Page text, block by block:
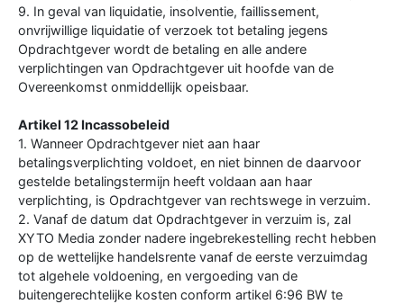
9. In geval van liquidatie, insolventie, faillissement,
onvrijwillige liquidatie of verzoek tot betaling jegens
Opdrachtgever wordt de betaling en alle andere
verplichtingen van Opdrachtgever uit hoofde van de
Overeenkomst onmiddellijk opeisbaar.
Artikel 12 Incassobeleid
1. Wanneer Opdrachtgever niet aan haar
betalingsverplichting voldoet, en niet binnen de daarvoor
gestelde betalingstermijn heeft voldaan aan haar
verplichting, is Opdrachtgever van rechtswege in verzuim.
2. Vanaf de datum dat Opdrachtgever in verzuim is, zal
XYTO Media zonder nadere ingebrekestelling recht hebben
op de wettelijke handelsrente vanaf de eerste verzuimdag
tot algehele voldoening, en vergoeding van de
buitengerechtelijke kosten conform artikel 6:96 BW te